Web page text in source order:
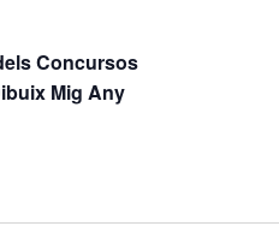
Concursos
Mig Any